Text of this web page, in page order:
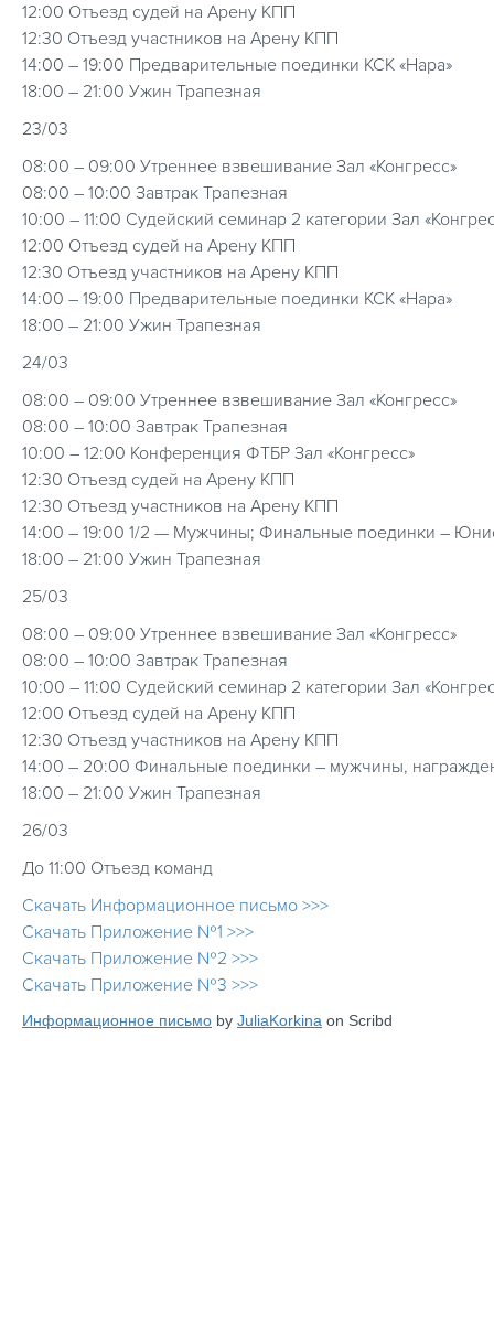
12:00 Отъезд судей на Арену КПП
12:30 Отъезд участников на Арену КПП
14:00 – 19:00 Предварительные поединки КСК «Нара»
18:00 – 21:00 Ужин Трапезная
23/03
08:00 – 09:00 Утреннее взвешивание Зал «Конгресс»
08:00 – 10:00 Завтрак Трапезная
10:00 – 11:00 Судейский семинар 2 категории Зал
12:00 Отъезд судей на Арену КПП
12:30 Отъезд участников на Арену КПП
14:00 – 19:00 Предварительные поединки КСК «Нара»
18:00 – 21:00 Ужин Трапезная
24/03
08:00 – 09:00 Утреннее взвешивание Зал «Конгресс»
08:00 – 10:00 Завтрак Трапезная
10:00 – 12:00 Конференция ФТБР Зал «Конгресс»
12:30 Отъезд судей на Арену КПП
12:30 Отъезд участников на Арену КПП
14:00 – 19:00 1/2 — Мужчины; Финальные поединки –
18:00 – 21:00 Ужин Трапезная
25/03
08:00 – 09:00 Утреннее взвешивание Зал «Конгресс»
08:00 – 10:00 Завтрак Трапезная
10:00 – 11:00 Судейский семинар 2 категории Зал
12:00 Отъезд судей на Арену КПП
12:30 Отъезд участников на Арену КПП
14:00 – 20:00 Финальные поединки – мужчины,
18:00 – 21:00 Ужин Трапезная
26/03
До 11:00 Отъезд команд
Скачать Информационное письмо >>>
Скачать Приложение №1 >>>
Скачать Приложение №2 >>>
Скачать Приложение №3 >>>
Информационное письмо by JuliaKorkina on Scribd